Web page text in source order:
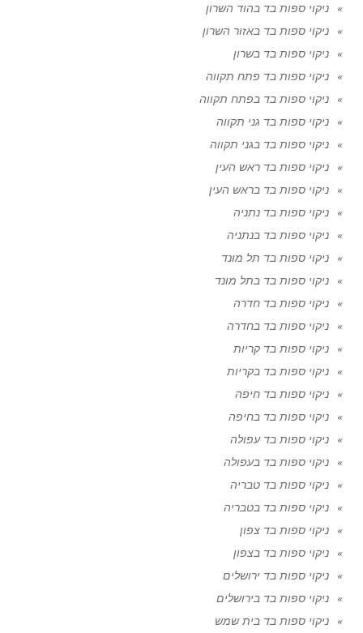
ניקוי ספות בד בהוד השרון
ניקוי ספות בד באזור השרון
ניקוי ספות בד בשרון
ניקוי ספות בד פתח תקווה
ניקוי ספות בד בפתח תקווה
ניקוי ספות בד גני תקווה
ניקוי ספות בד בגני תקווה
ניקוי ספות בד ראש העין
ניקוי ספות בד בראש העין
ניקוי ספות בד נתניה
ניקוי ספות בד בנתניה
ניקוי ספות בד תל מונד
ניקוי ספות בד בתל מונד
ניקוי ספות בד חדרה
ניקוי ספות בד בחדרה
ניקוי ספות בד קריות
ניקוי ספות בד בקריות
ניקוי ספות בד חיפה
ניקוי ספות בד בחיפה
ניקוי ספות בד עפולה
ניקוי ספות בד בעפולה
ניקוי ספות בד טבריה
ניקוי ספות בד בטבריה
ניקוי ספות בד צפון
ניקוי ספות בד בצפון
ניקוי ספות בד ירושלים
ניקוי ספות בד בירושלים
ניקוי ספות בד בית שמש